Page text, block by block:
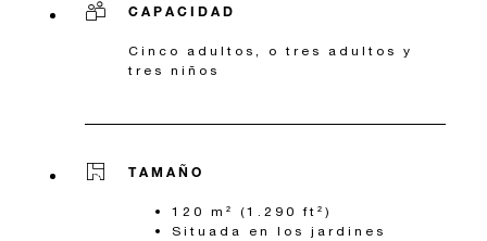
CAPACIDAD
Cinco adultos, o tres adultos y
tres niños
TAMAÑO
120 m² (1.290 ft²)
Situada en los jardines